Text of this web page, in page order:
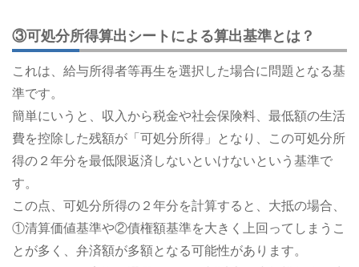
③可処分所得算出シートによる算出基準とは？
これは、給与所得者等再生を選択した場合に問題となる基
準です。
簡単にいうと、収入から税金や社会保険料、最低額の生活
費を控除した残額が「可処分所得」となり、この可処分所
得の２年分を最低限返済しないといけないという基準で
す。
この点、可処分所得の２年分を計算すると、大抵の場合、
①清算価値基準や②債権額基準を大きく上回ってしまうこ
とが多く、弁済額が多額となる可能性があります。